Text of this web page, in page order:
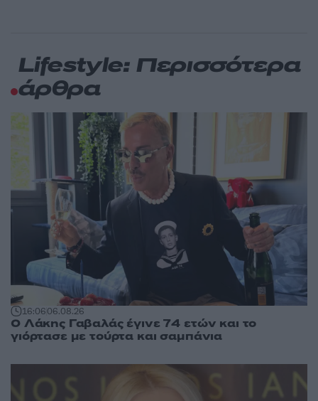
Lifestyle: Περισσότερα
άρθρα
16:0606.08.26
Ο Λάκης Γαβαλάς έγινε 74 ετών και το
γιόρτασε με τούρτα και σαμπάνια